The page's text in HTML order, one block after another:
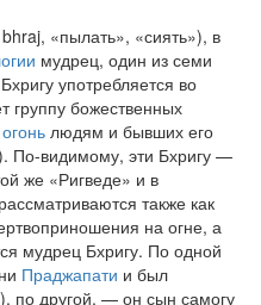
«пылать», «сиять»), в
мудрец, один из семи
употребляется во
группу божественных
огонь людям и бывших его
По-видимому, эти Бхригу —
же «Ригведе» и в
также как
на огне, а
мудрец Бхригу. По одной
Праджапати и был
по другой, — он сын самогу